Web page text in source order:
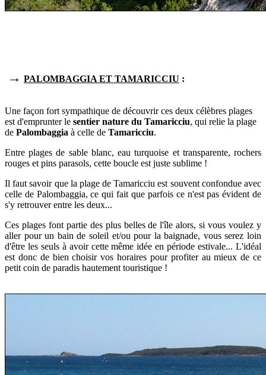
→ PALOMBAGGIA ET TAMARICCIU :
Une façon fort sympathique de découvrir ces deux célèbres plages
est d'emprunterle sentier nature du Tamaricciu, qui relie la plage
de Palombaggia à celle de Tamaricciu.
Entre plages de sable blanc, eau turquoise et transparente, rochers
rouges et pins parasols, cette boucle est juste sublime !
Il faut savoir que la plage de Tamaricciu est souvent confondue avec
celle de Palombaggia, ce qui fait que parfois ce n'est pas évident de
s'y retrouver entre les deux...
Ces plages font partie des plus belles de l'île alors, si vous voulez y
aller pour un bain de soleil et/ou pour la baignade, vous serez loin
d'être les seuls à avoir cette même idée en période estivale... L'idéal
est donc de bien choisir vos horaires pour profiter au mieux de ce
petit coin de paradis hautement touristique !